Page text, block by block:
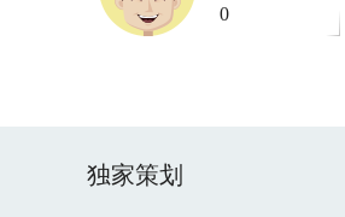
0
独家策划